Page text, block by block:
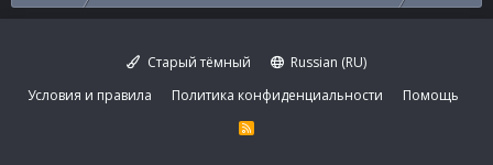
Старый тёмный
Russian (RU)
Условия и правила
Политика конфиденциальности Помощь
R